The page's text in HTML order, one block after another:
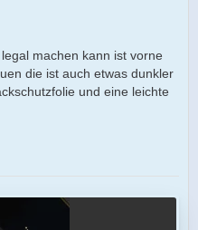
machen kann ist vorne
die ist auch etwas dunkler
und eine leichte